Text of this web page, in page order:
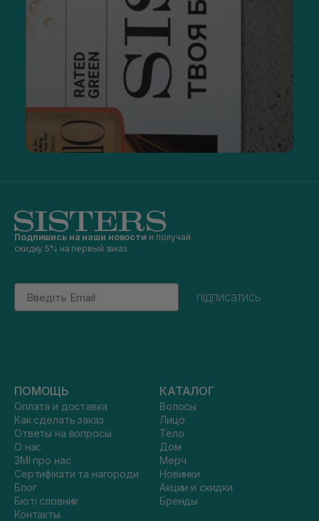
Подпишись на наши новости и получай
скидку 5% на первый заказ
Email
підписатись
ПОМОЩЬ
Оплата и доставка
Как сделать заказ
Ответы на вопросы
О нас
ЗМІ про нас
Сертифікати та нагороди
Блог
Бюті словник
Контакты
КАТАЛОГ
Волосы
Лицо
Тело
Дом
Мерч
Новинки
Акции и скидки
Бренды